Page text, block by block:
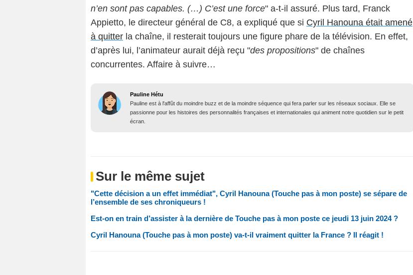
n’en sont pas capables. (…) C’est une force" a-t-il assuré. Plus tard, Franck
Appietto, le directeur général de C8, a expliqué que si Cyril Hanouna était amené
à quitter la chaîne, il resterait toujours une figure phare de la télévision. En effet,
d’après lui, l’animateur aurait déjà reçu "des propositions" de chaînes
concurrentes. Affaire à suivre…
Pauline Hétu
Pauline est à l'affût du moindre buzz et de la moindre séquence qui fera parler sur les réseaux sociaux. Elle se
passionne pour les histoires des personnalités françaises et internationales qui animent notre quotidien sur le petit
écran.
Sur le même sujet
"Cette décision a un effet immédiat", Cyril Hanouna (Touche pas à mon poste) se sépare de
l’ensemble de ses chroniqueurs !
Est-on en train d’assister à la dernière de Touche pas à mon poste ce jeudi 13 juin 2024 ?
Cyril Hanouna (Touche pas à mon poste) va-t-il vraiment quitter la France ? Il réagit !